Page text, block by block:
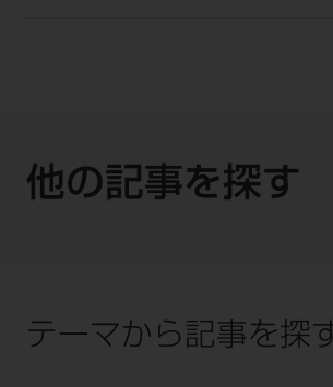
他の記事を探す
テーマから記事を探す